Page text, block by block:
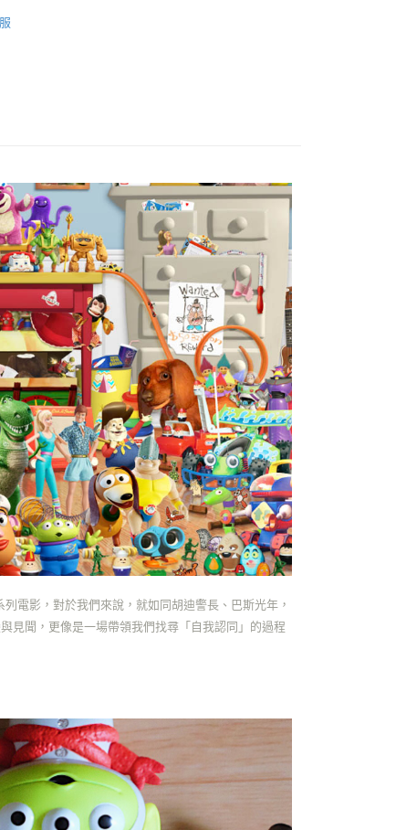
日內，您將收到繳費通知簡訊。
知簡訊後14天內，點擊此簡訊中的連結，可透過四大超商
科技股份有限公司提供之「AFTEE先享後付」服務完成之
務之必要範圍內提供個人資料，並將交易相關給付款項請
沛科技股份有限公司。
料處理事宜，請瀏覽以下網址：
terms/#terms3
用者請事先徵得法定代理人或監護人之同意方可使用
付」，若未經同意申辦者引起之損失，本公司不負相關責
先享後付」時，將依據個別帳號之用戶狀況，依本公司
同之上限額度；若仍有額度不足之情形，本公司將視審查
行身份認證。
冊多個帳號或使用他人資訊註冊。若發現惡意使用之情
份有限公司將有權停止該用戶之使用額度並採取法律行
NT$899(含以上)免運費
電影，對於我們來說，就如同胡迪警長、巴斯光年，
見聞，更像是一場帶領我們找尋「自我認同」的過程